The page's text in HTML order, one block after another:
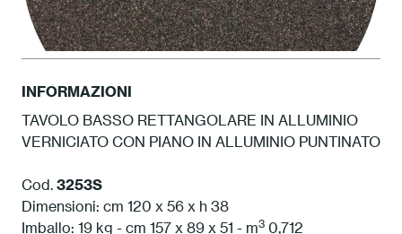
INFORMAZIONI
TAVOLO BASSO RETTANGOLARE IN ALLUMINIO
VERNICIATO CON PIANO IN ALLUMINIO PUNTINATO
Cod. 3253S
Dimensioni: cm 120 x 56 x h 38
Imballo: 19 kg - cm 157 x 89 x 51 - m3 0,712